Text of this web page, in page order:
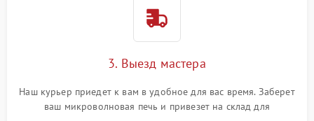
3. Выезд мастера
Наш курьер приедет к вам в удобное для вас время. Заберет
ваш микроволновая печь и привезет на склад для